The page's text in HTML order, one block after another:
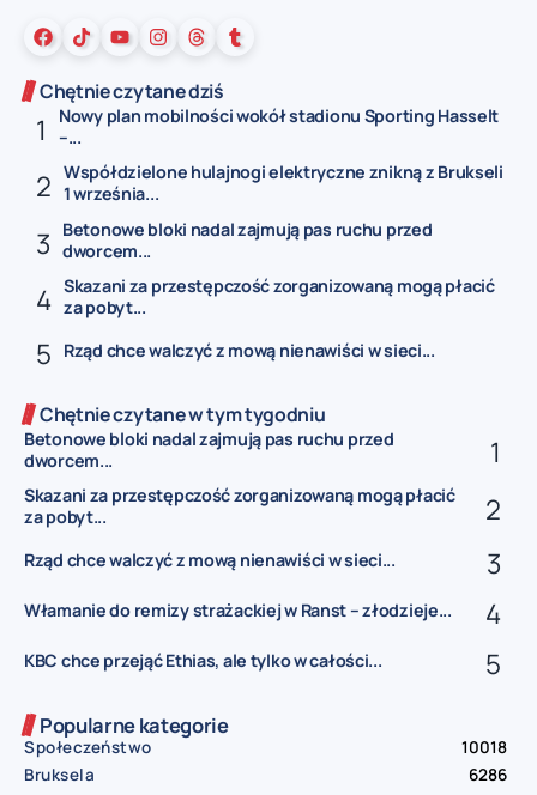
Chętnie czytane dziś
Nowy plan mobilności wokół stadionu Sporting Hasselt
–...
Współdzielone hulajnogi elektryczne znikną z Brukseli
1 września...
Betonowe bloki nadal zajmują pas ruchu przed
dworcem...
Skazani za przestępczość zorganizowaną mogą płacić
za pobyt...
Rząd chce walczyć z mową nienawiści w sieci...
Chętnie czytane w tym tygodniu
Betonowe bloki nadal zajmują pas ruchu przed
dworcem...
Skazani za przestępczość zorganizowaną mogą płacić
za pobyt...
Rząd chce walczyć z mową nienawiści w sieci...
Włamanie do remizy strażackiej w Ranst – złodzieje...
KBC chce przejąć Ethias, ale tylko w całości...
Popularne kategorie
Społeczeństwo
10018
Bruksela
6286